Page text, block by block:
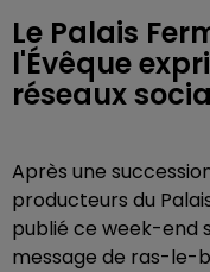
Le Palais
l'Évêque
réseaux
Après une
producteurs du
publié ce week-end
message de ras-le-